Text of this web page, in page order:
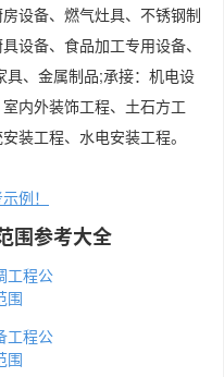
设备、燃气灶具、不锈钢制
设备、食品加工专用设备、
、金属制品;承接：机电设
内外装饰工程、土石方工
装工程、水电安装工程。
例！
围参考大全
工程公
围
工程公
围